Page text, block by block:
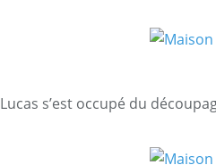
Lucas s’est occupé du